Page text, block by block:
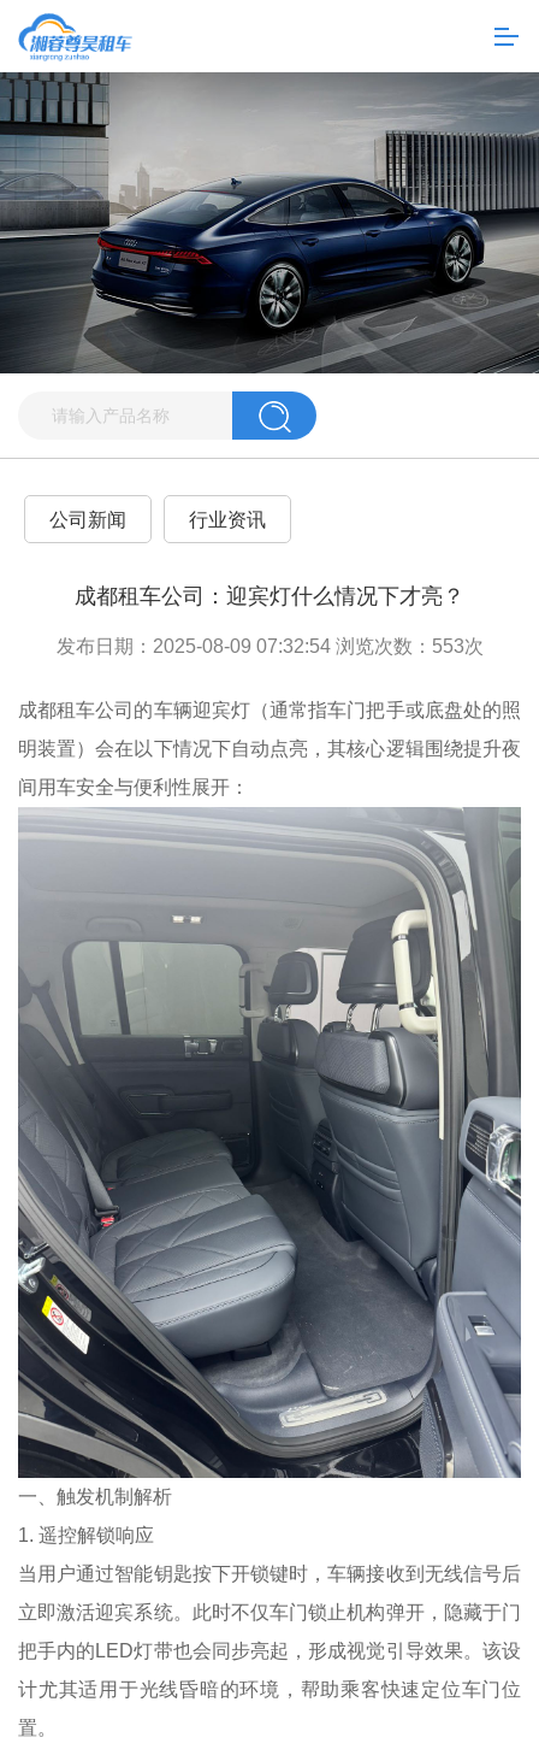
公司新闻 行业资讯
成都租车公司：迎宾灯什么情况下才亮？
发布日期：2025-08-09 07:32:54 浏览次数： 553次
成都租车公司的车辆迎宾灯（通常指车门把手或底盘处的照
明装置）会在以下情况下自动点亮，其核心逻辑围绕提升夜
间用车安全与便利性展开：
一、触发机制解析
1. 遥控解锁响应
当用户通过智能钥匙按下开锁键时，车辆接收到无线信号后
立即激活迎宾系统。此时不仅车门锁止机构弹开，隐藏于门
把手内的LED灯带也会同步亮起，形成视觉引导效果。该设
计尤其适用于光线昏暗的环境，帮助乘客快速定位车门位
置。